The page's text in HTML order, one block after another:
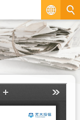
繁
EN